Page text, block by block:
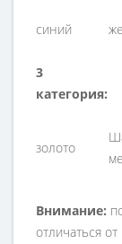
синий
3
категория:
золото
Внимание:
отличаться